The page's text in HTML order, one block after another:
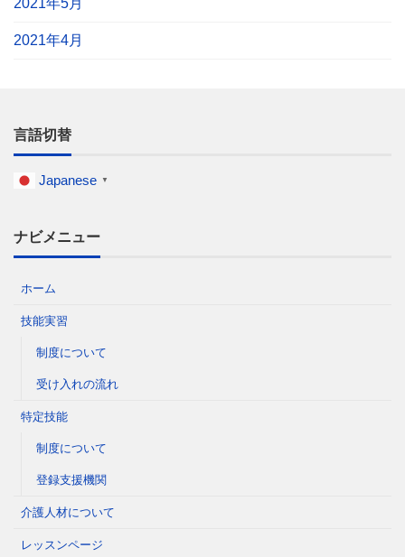
2021年4月
言語切替
Japanese ▼
ナビメニュー
ホーム
技能実習
制度について
受け入れの流れ
特定技能
制度について
登録支援機関
介護人材について
レッスンページ